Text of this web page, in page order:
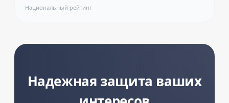
Национальный рейтинг
Надежная защита ваших